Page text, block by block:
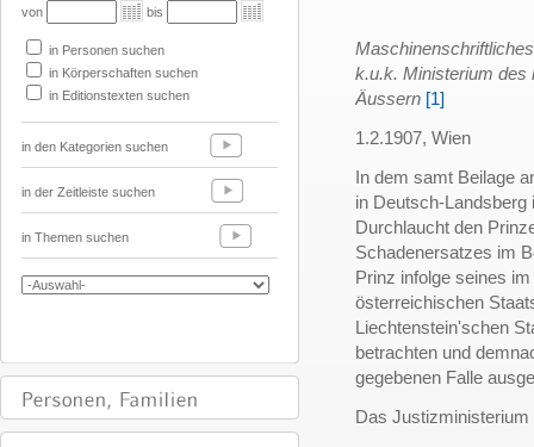
von bis
in Personen suchen
in Körperschaften suchen
in Editionstexten suchen
in den Kategorien suchen
in der Zeitleiste suchen
in Themen suchen
k.u.k. Ministerium des
Äussern [1]
1.2.1907, Wien
In dem samt Beilage
in Deutsch-Landsberg
Durchlaucht den
Schadenersatzes im
Prinz infolge seines
österreichischen
Liechtenstein'schen
betrachten und
gegebenen Falle
Das Justizministerium